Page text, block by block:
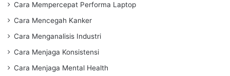
Cara Mempercepat Performa Laptop
Cara Mencegah Kanker
Cara Menganalisis Industri
Cara Menjaga Konsistensi
Cara Menjaga Mental Health